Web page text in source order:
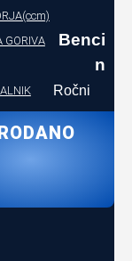
GORIVA
Benci
n
Ročni